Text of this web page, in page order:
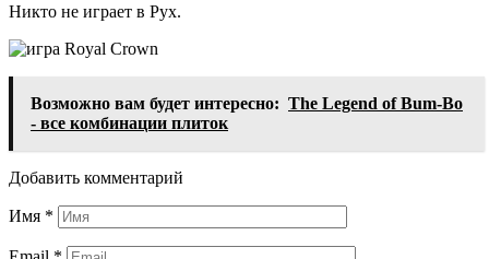
Никто не играет в Рух.
Возможно вам будет интересно: The Legend of Bum-Bo
- все комбинации плиток
Добавить комментарий
Имя *